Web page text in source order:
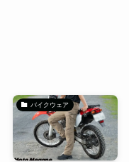
バイクウェア